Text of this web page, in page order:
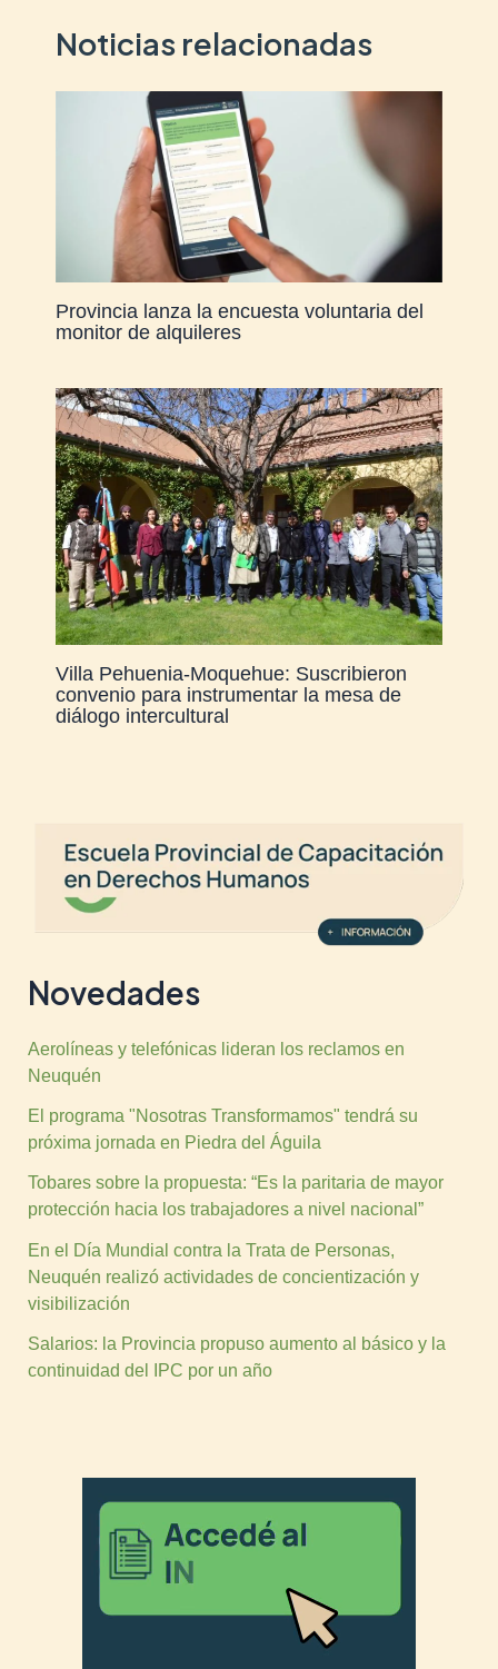
Noticias relacionadas
Provincia lanza la encuesta voluntaria del
monitor de alquileres
Villa Pehuenia-Moquehue: Suscribieron
convenio para instrumentar la mesa de
diálogo intercultural
Novedades
Aerolíneas y telefónicas lideran los reclamos en
Neuquén
El programa "Nosotras Transformamos" tendrá su
próxima jornada en Piedra del Águila
Tobares sobre la propuesta: “Es la paritaria de mayor
protección hacia los trabajadores a nivel nacional”
En el Día Mundial contra la Trata de Personas,
Neuquén realizó actividades de concientización y
visibilización
Salarios: la Provincia propuso aumento al básico y la
continuidad del IPC por un año